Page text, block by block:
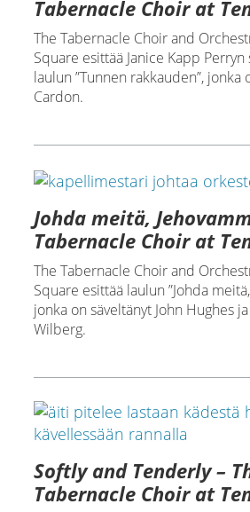
Tabernacle Choir at
The Tabernacle Choir and
Square esittää Janice Kapp
laulun ”Tunnen rakkauden”, jonka
Cardon.
Johda meitä,
Tabernacle Choir at
The Tabernacle Choir and
Square esittää laulun ”Johda
jonka on säveltänyt John Hughes
Wilberg.
Softly and Tenderly –
Tabernacle Choir at